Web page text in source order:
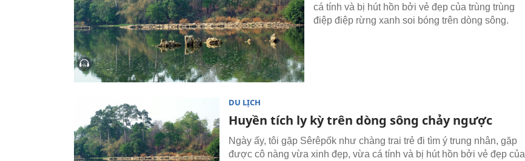
cá tính và bị hút hồn bởi vẻ đẹp của trùng trùng
điệp điệp rừng xanh soi bóng trên dòng sông.
DU LỊCH
Huyền tích ly kỳ trên dòng sông chảy ngược
Ngày ấy, tôi gặp Sêrêpốk như chàng trai trẻ đi tìm ý trung nhân, gặp
được cô nàng vừa xinh đẹp, vừa cá tính và bị hút hồn bởi vẻ đẹp của